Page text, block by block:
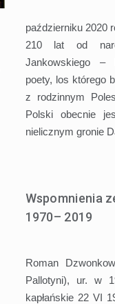
październiku 2020
210 lat od
Jankowskiego –
poety, los którego
z rodzinnym
Polski obecnie
nielicznym gronie
Wspomnienia
1970– 2019
Roman
Pallotyni), ur. w
kapłańskie 22 VI